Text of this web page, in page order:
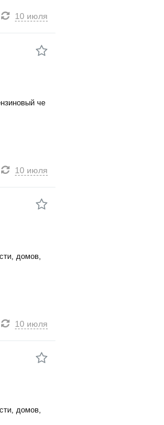
10 июля
че
10 июля
домов,
10 июля
домов,